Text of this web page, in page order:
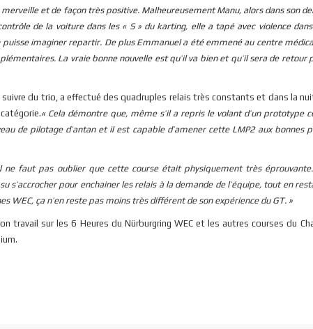
et de façon très positive. Malheureusement Manu, alors dans son
de la voiture dans les « S » du karting, elle a tapé avec violence
imaginer repartir. De plus Emmanuel a été emmené au centre
La vraie bonne nouvelle est qu’il va bien et qu’il sera de retour
suivre du trio, a effectué des quadruples relais très constants et dans la
« Cela démontre que, même s’il a repris le volant d’un prototype
de pilotage d’antan et il est capable d’amener cette LMP2 aux bonnes
faut pas oublier que cette course était physiquement très éprouvante.
s’accrocher pour enchainer les relais à la demande de l’équipe, tout en
WEC, ça n’en reste pas moins très différent de son expérience du GT. »
travail sur les 6 Heures du Nürburgring WEC et les autres courses du